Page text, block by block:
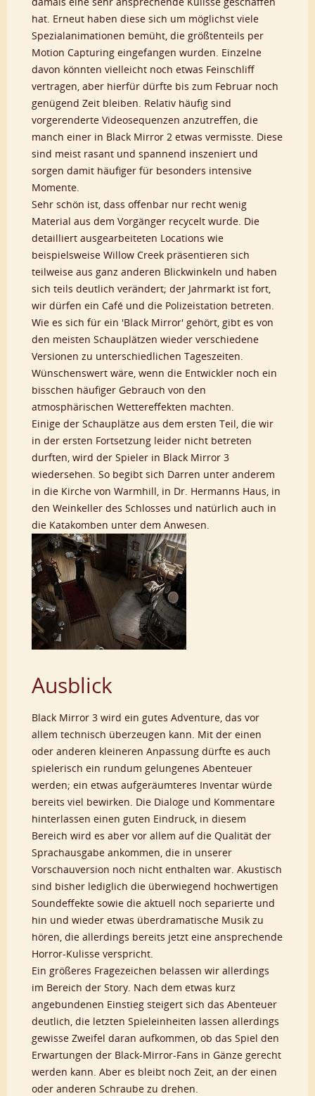
hat. Erneut haben diese sich um möglichst viele
Spezialanimationen bemüht, die größtenteils per
Motion Capturing eingefangen wurden. Einzelne
davon könnten vielleicht noch etwas Feinschliff
vertragen, aber hierfür dürfte bis zum Februar noch
genügend Zeit bleiben. Relativ häufig sind
vorgerenderte Videosequenzen anzutreffen, die
manch einer in Black Mirror 2 etwas vermisste. Diese
sind meist rasant und spannend inszeniert und
sorgen damit häufiger für besonders intensive
Momente.
Sehr schön ist, dass offenbar nur recht wenig
Material aus dem Vorgänger recycelt wurde. Die
detailliert ausgearbeiteten Locations wie
beispielsweise Willow Creek präsentieren sich
teilweise aus ganz anderen Blickwinkeln und haben
sich teils deutlich verändert; der Jahrmarkt ist fort,
wir dürfen ein Café und die Polizeistation betreten.
Wie es sich für ein 'Black Mirror' gehört, gibt es von
den meisten Schauplätzen wieder verschiedene
Versionen zu unterschiedlichen Tageszeiten.
Wünschenswert wäre, wenn die Entwickler noch ein
bisschen häufiger Gebrauch von den
atmosphärischen Wettereffekten machten.
Einige der Schauplätze aus dem ersten Teil, die wir
in der ersten Fortsetzung leider nicht betreten
durften, wird der Spieler in Black Mirror 3
wiedersehen. So begibt sich Darren unter anderem
in die Kirche von Warmhill, in Dr. Hermanns Haus, in
den Weinkeller des Schlosses und natürlich auch in
die Katakomben unter dem Anwesen.
Ausblick
Black Mirror 3 wird ein gutes Adventure, das vor
allem technisch überzeugen kann. Mit der einen
oder anderen kleineren Anpassung dürfte es auch
spielerisch ein rundum gelungenes Abenteuer
werden; ein etwas aufgeräumteres Inventar würde
bereits viel bewirken. Die Dialoge und Kommentare
hinterlassen einen guten Eindruck, in diesem
Bereich wird es aber vor allem auf die Qualität der
Sprachausgabe ankommen, die in unserer
Vorschauversion noch nicht enthalten war. Akustisch
sind bisher lediglich die überwiegend hochwertigen
Soundeffekte sowie die aktuell noch separierte und
hin und wieder etwas überdramatische Musik zu
hören, die allerdings bereits jetzt eine ansprechende
Horror-Kulisse verspricht.
Ein größeres Fragezeichen belassen wir allerdings
im Bereich der Story. Nach dem etwas kurz
angebundenen Einstieg steigert sich das Abenteuer
deutlich, die letzten Spieleinheiten lassen allerdings
gewisse Zweifel daran aufkommen, ob das Spiel den
Erwartungen der Black-Mirror-Fans in Gänze gerecht
werden kann. Aber es bleibt noch Zeit, an der einen
oder anderen Schraube zu drehen.